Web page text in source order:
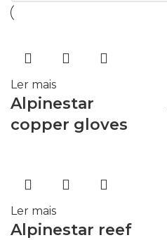
Ler mais
Alpinestar
copper gloves
Ler mais
Alpinestar reef